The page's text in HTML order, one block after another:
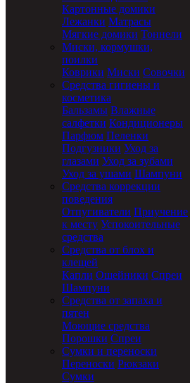
Картонные домики
Лежанки Матрасы
Мягкие домики Тоннели
Миски, кормушки,
поилки
Коврики Миски Совочки
Средства гигиены и
косметика
Бальзамы Влажные
салфетки Кондиционеры
Парфюм Пеленки
Подгузники Уход за
глазами Уход за зубами
Уход за ушами Шампуни
Средства коррекции
поведения
Отпугиватели Приучение
к месту Успокоительные
средства
Средства от блох и
клещей
Капли Ошейники Спреи
Шампуни
Средства от запаха и
пятен
Моющие средства
Порошки Спреи
Сумки и переноски
Переноски Рюкзаки
Сумки